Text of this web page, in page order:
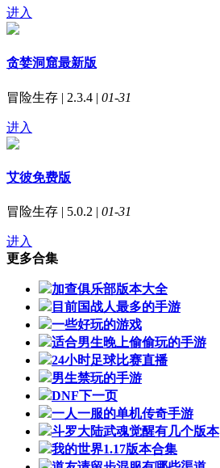
进入
贪婪洞窟最新版
冒险生存 | 2.3.4 | 01-31
进入
艾彼免费版
冒险生存 | 5.0.2 | 01-31
进入
更多合集
加查俱乐部版本大全
目前国战人最多的手游
一些好玩的游戏
适合男生晚上偷偷玩的手游
24小时足球比赛直播
男生禁玩的手游
DNF下一页
一人一服的单机传奇手游
斗罗大陆武魂觉醒有几个版本
我的世界1.17版本合集